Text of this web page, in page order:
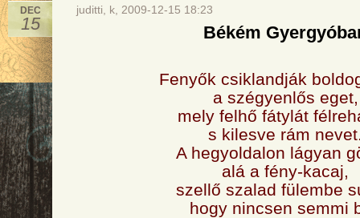
DEC
15
juditti, k, 2009-12-15 18:23
Békém
Fenyők csiklandják
a szégyenlős eget,
mely felhő fátylát
s kilesve rám
A hegyoldalon lágyan
alá a fény-kacaj,
szellő szalad fülembe
hogy nincsen semmi